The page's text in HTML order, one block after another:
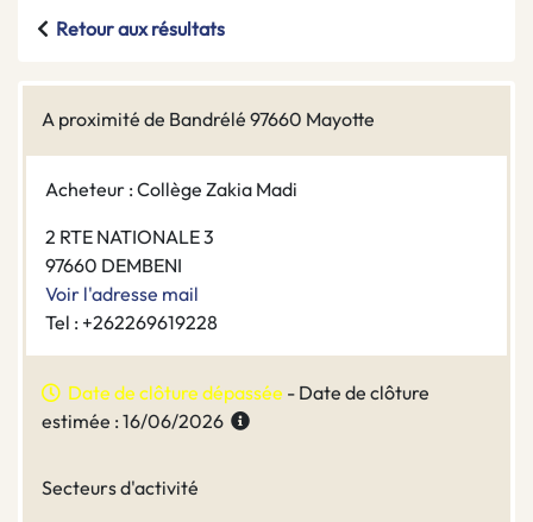
Retour aux résultats
A proximité de Bandrélé 97660 Mayotte
Acheteur : Collège Zakia Madi
2 RTE NATIONALE 3
97660 DEMBENI
Voir l'adresse mail
Tel : +262269619228
Date de clôture dépassée - Date de clôture
estimée : 16/06/2026
Secteurs d'activité